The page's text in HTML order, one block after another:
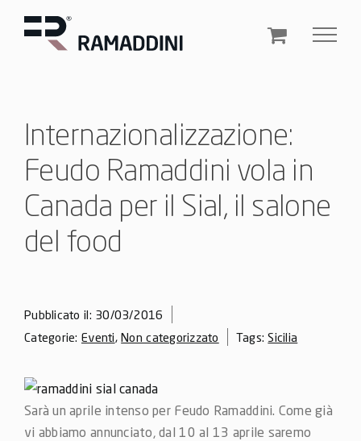
Internazionalizzazione:
Feudo Ramaddini vola in
Canada per il Sial, il salone
del food
Pubblicato il: 30/03/2016
Categorie: Eventi,Non categorizzato Tags:Sicilia
Sarà un aprile intenso per Feudo Ramaddini. Come già
vi abbiamo annunciato, dal 10 al 13 aprile saremo